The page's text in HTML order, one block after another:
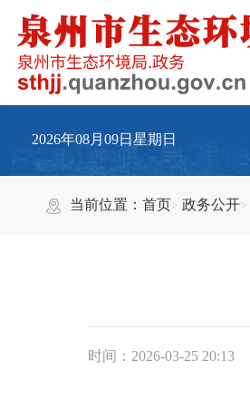
2026年08月09日星期日
当前位置：首页 政务公开
时间：2026-03-25 20:13